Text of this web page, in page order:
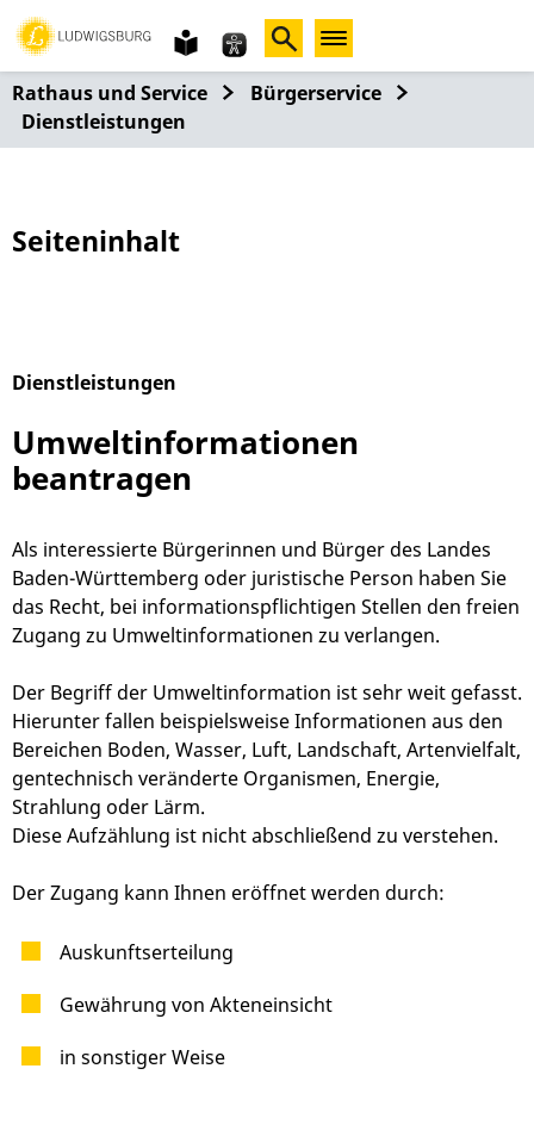
Gebärdensprache
leichte
Sprache
Rathaus und Service
Bürgerservice
Dienstleistungen
Seiteninhalt
Dienstleistungen
Umweltinformationen
beantragen
Als interessierte Bürgerinnen und Bürger des Landes
Baden-Württemberg oder juristische Person haben Sie
das Recht, bei informationspflichtigen Stellen den freien
Zugang zu Umweltinformationen zu verlangen.
Der Begriff der Umweltinformation ist sehr weit gefasst.
Hierunter fallen beispielsweise Informationen aus den
Bereichen Boden, Wasser, Luft, Landschaft, Artenvielfalt,
gentechnisch veränderte Organismen, Energie,
Strahlung oder Lärm.
Diese Aufzählung ist nicht abschließend zu verstehen.
Der Zugang kann Ihnen eröffnet werden durch:
Auskunftserteilung
Gewährung von Akteneinsicht
in sonstiger Weise